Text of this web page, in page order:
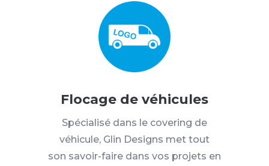
Flocage de véhicules
Spécialisé dans le covering de
véhicule, Glin Designs met tout
son savoir-fairedans vos projets en